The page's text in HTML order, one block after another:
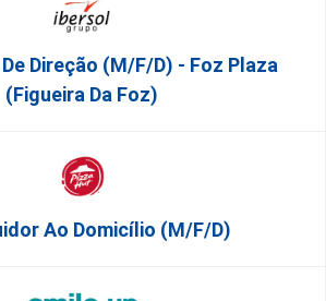
De Direção (m/f/d) - Foz Plaza
(Figueira Da Foz)
Ao Domicílio (m/f/d)